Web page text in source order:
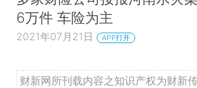
6万件 车险为主
2021年07月21日 APP打开
财新网所刊载内容之知识产权为财新